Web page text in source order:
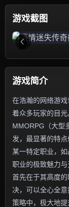
游戏截图
游戏简介
在浩瀚的网络游
着众多玩家的目
MMORPG（大型
发，最显著的特
某一特定职业，
职业的极致魅力与
首先在于其高度
决，可以全心全
策略中，极大地